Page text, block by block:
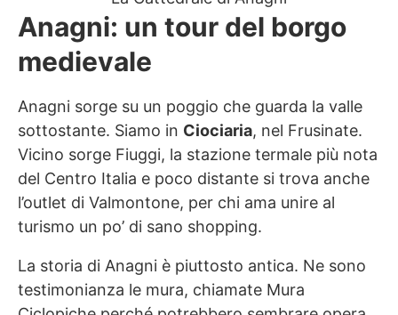
Anagni: un tour del borgo
medievale
Anagni sorge su un poggio che guarda la valle
sottostante. Siamo in Ciociaria, nel Frusinate.
Vicino sorge Fiuggi, la stazione termale più nota
del Centro Italia e poco distante si trova anche
l’outlet di Valmontone, per chi ama unire al
turismo un po’ di sano shopping.
La storia di Anagni è piuttosto antica. Ne sono
testimonianza le mura, chiamate Mura